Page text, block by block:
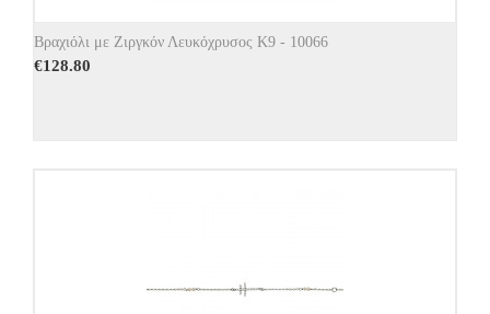
Βραχιόλι με Ζιργκόν Λευκόχρυσος Κ9 - 10066
€128.80